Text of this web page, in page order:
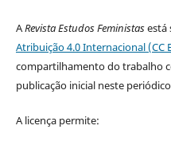
ARevista Estudos Feministasestá
Atribuição 4.0 Internacional (CC
compartilhamento do trabalho
publicação inicial neste
A licença permite: